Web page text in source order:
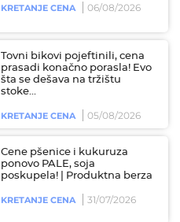
KRETANJE CENA 06/08/2026
Tovni bikovi pojeftinili, cena
prasadi konačno porasla! Evo
šta se dešava na tržištu
stoke...
KRETANJE CENA 05/08/2026
Cene pšenice i kukuruza
ponovo PALE, soja
poskupela! | Produktna berza
KRETANJE CENA 31/07/2026